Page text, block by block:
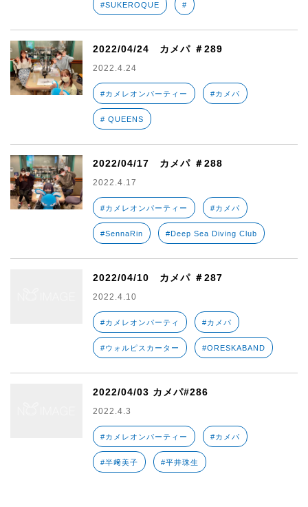
#SUKEROQUE #
2022/04/24 カメパ ＃289
2022.4.24
#カメレオンパーティー #カメパ
# QUEENS
2022/04/17 カメパ ＃288
2022.4.17
#カメレオンパーティー #カメパ
#SennaRin #Deep Sea Diving Club
2022/04/10 カメパ ＃287
2022.4.10
#カメレオンパーティ #カメパ
#ウォルピスカーター #ORESKABAND
2022/04/03 カメパ#286
2022.4.3
#カメレオンパーティー #カメパ
#半﨑美子 #平井珠生